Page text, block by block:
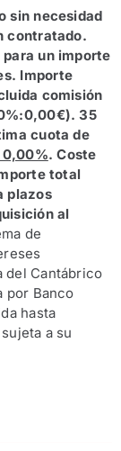
sin necesidad
contratado.
un importe
Importe
comisión
35
cuota de
0,00%. Coste
total
plazos
al
de
del Cantábrico
por Banco
hasta
a su